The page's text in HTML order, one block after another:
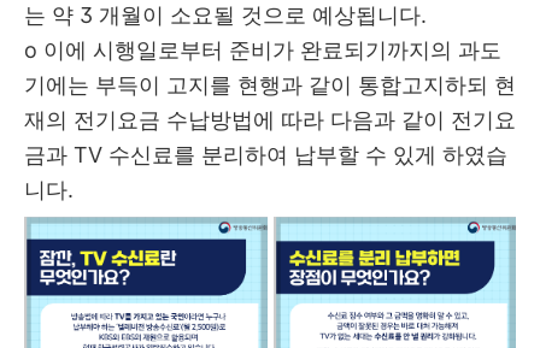
는 약 3 개월이 소요될 것으로 예상됩니다.
o 이에 시행일로부터 준비가 완료되기까지의 과도
기에는 부득이 고지를 현행과 같이 통합고지하되 현
재의 전기요금 수납방법에 따라 다음과 같이 전기요
금과 TV 수신료를 분리하여 납부할 수 있게 하였습
니다.